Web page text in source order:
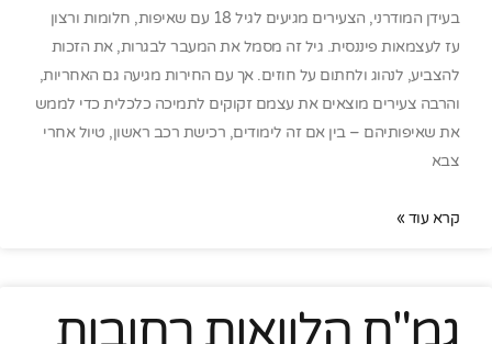
בעידן המודרני, הצעירים מגיעים לגיל 18 עם שאיפות, חלומות ורצון
עז לעצמאות פיננסית. גיל זה מסמל את המעבר לבגרות, את הזכות
להצביע, לנהוג ולחתום על חוזים. אך עם החירות מגיעה גם האחריות,
והרבה צעירים מוצאים את עצמם זקוקים לתמיכה כלכלית כדי לממש
את שאיפותיהם – בין אם זה לימודים, רכישת רכב ראשון, טיול אחרי
צבא
קרא עוד »
גמ"ח הלוואות רחובות